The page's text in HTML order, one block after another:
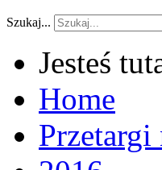
Szukaj...
Jesteś
Home